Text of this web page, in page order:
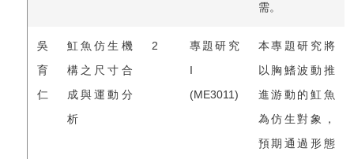
需。
吳
育
仁
魟魚仿生機
構之尺寸合
成與運動分
析
2
專題研究
I
(ME3011)
本專題研究將
以胸鰭波動推
進游動的魟魚
為仿生對象，
預期通過形態